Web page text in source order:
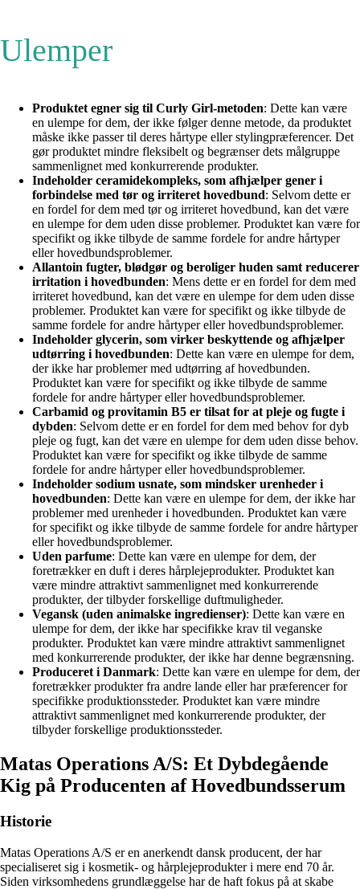
Ulemper
Produktet egner sig til Curly Girl-metoden: Dette kan være
en ulempe for dem, der ikke følger denne metode, da produktet
måske ikke passer til deres hårtype eller stylingpræferencer. Det
gør produktet mindre fleksibelt og begrænser dets målgruppe
sammenlignet med konkurrerende produkter.
Indeholder ceramidekompleks, som afhjælper gener i
forbindelse med tør og irriteret hovedbund: Selvom dette er
en fordel for dem med tør og irriteret hovedbund, kan det være
en ulempe for dem uden disse problemer. Produktet kan være for
specifikt og ikke tilbyde de samme fordele for andre hårtyper
eller hovedbundsproblemer.
Allantoin fugter, blødgør og beroliger huden samt reducerer
irritation i hovedbunden: Mens dette er en fordel for dem med
irriteret hovedbund, kan det være en ulempe for dem uden disse
problemer. Produktet kan være for specifikt og ikke tilbyde de
samme fordele for andre hårtyper eller hovedbundsproblemer.
Indeholder glycerin, som virker beskyttende og afhjælper
udtørring i hovedbunden: Dette kan være en ulempe for dem,
der ikke har problemer med udtørring af hovedbunden.
Produktet kan være for specifikt og ikke tilbyde de samme
fordele for andre hårtyper eller hovedbundsproblemer.
Carbamid og provitamin B5 er tilsat for at pleje og fugte i
dybden: Selvom dette er en fordel for dem med behov for dyb
pleje og fugt, kan det være en ulempe for dem uden disse behov.
Produktet kan være for specifikt og ikke tilbyde de samme
fordele for andre hårtyper eller hovedbundsproblemer.
Indeholder sodium usnate, som mindsker urenheder i
hovedbunden: Dette kan være en ulempe for dem, der ikke har
problemer med urenheder i hovedbunden. Produktet kan være
for specifikt og ikke tilbyde de samme fordele for andre hårtyper
eller hovedbundsproblemer.
Uden parfume: Dette kan være en ulempe for dem, der
foretrækker en duft i deres hårplejeprodukter. Produktet kan
være mindre attraktivt sammenlignet med konkurrerende
produkter, der tilbyder forskellige duftmuligheder.
Vegansk (uden animalske ingredienser): Dette kan være en
ulempe for dem, der ikke har specifikke krav til veganske
produkter. Produktet kan være mindre attraktivt sammenlignet
med konkurrerende produkter, der ikke har denne begrænsning.
Produceret i Danmark: Dette kan være en ulempe for dem, der
foretrækker produkter fra andre lande eller har præferencer for
specifikke produktionssteder. Produktet kan være mindre
attraktivt sammenlignet med konkurrerende produkter, der
tilbyder forskellige produktionssteder.
Matas Operations A/S: Et Dybdegående
Kig på Producenten af Hovedbundsserum
Historie
Matas Operations A/S er en anerkendt dansk producent, der har
specialiseret sig i kosmetik- og hårplejeprodukter i mere end 70 år.
Siden virksomhedens grundlæggelse har de haft fokus på at skabe